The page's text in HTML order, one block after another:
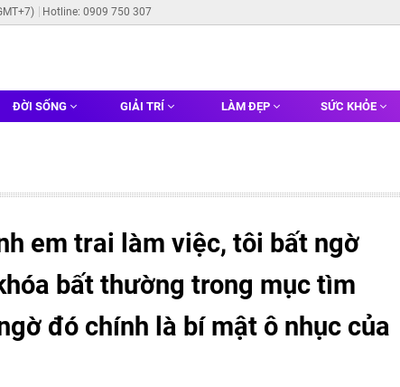
Hotline: 0909 750 307
ĐỜI SỐNG GIẢI TRÍ LÀM ĐẸP SỨC KHỎE
em trai làm việc, tôi bất ngờ
bất thường trong mục tìm
đó chính là bí mật ô nhục của